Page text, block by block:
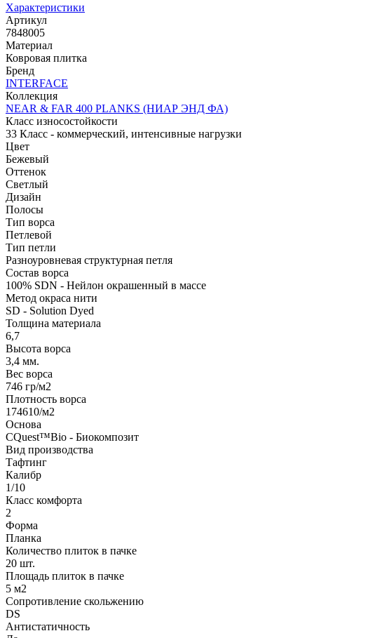
Характеристики
Артикул
7848005
Материал
Ковровая плитка
Бренд
INTERFACE
Коллекция
NEAR & FAR 400 PLANKS (НИАР ЭНД ФА)
Класс износостойкости
33 Класс - коммерческий, интенсивные нагрузки
Цвет
Бежевый
Оттенок
Светлый
Дизайн
Полосы
Тип ворса
Петлевой
Тип петли
Разноуровневая структурная петля
Состав ворса
100% SDN - Нейлон окрашенный в массе
Метод окраса нити
SD - Solution Dyed
Толщина материала
6,7
Высота ворса
3,4 мм.
Вес ворса
746 гр/м2
Плотность ворса
174610/м2
Основа
CQuest™Bio - Биокомпозит
Вид производства
Тафтинг
Калибр
1/10
Класс комфорта
2
Форма
Планка
Количество плиток в пачке
20 шт.
Площадь плиток в пачке
5 м2
Сопротивление скольжению
DS
Антистатичность